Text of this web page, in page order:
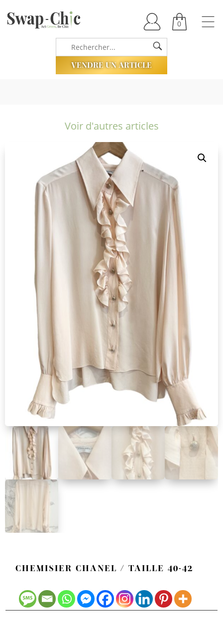
0
VENDRE UN ARTICLE
Voir d'autres articles
CHEMISIER CHANEL / TAILLE 40-42